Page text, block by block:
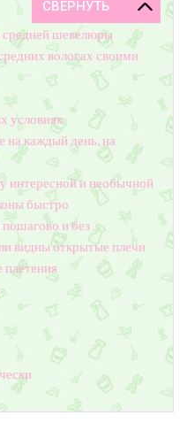
шевелюры
волосах своими
условиях
на каждый день, на
интересной и необычной
быстро
и без
видны открытые плечи
плетения